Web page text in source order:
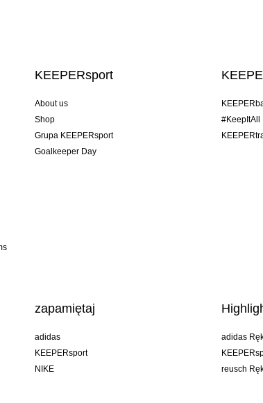
KEEPERsport
About us
Shop
Grupa KEEPERsport
Goalkeeper Day
#KeepItAll
zapamiętaj
adidas
KEEPERsport
NIKE
adidas
reusch